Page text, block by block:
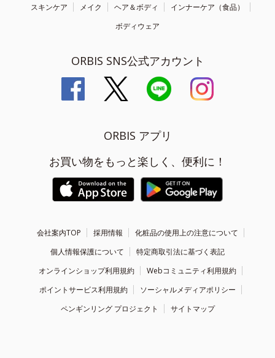
スキンケア メイク ヘア＆ボディ
インナーケア（食品）
ボディウェア
ORBIS SNS公式アカウント
ORBIS アプリ
お買い物をもっと楽しく、便利に！
会社案内TOP 採用情報
化粧品の使用上の注意について
個人情報保護について
特定商取引法に基づく表記
オンラインショップ利用規約
Webコミュニティ利用規約
ポイントサービス利用規約
ソーシャルメディアポリシー
ペンギンリング プロジェクト
サイトマップ